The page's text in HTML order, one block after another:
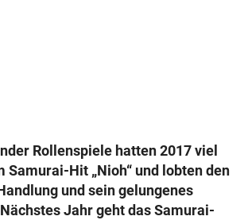
Rollenspiele hatten 2017 viel
Samurai-Hit „Nioh“ und lobten den
und sein gelungenes
Jahr geht das Samurai-